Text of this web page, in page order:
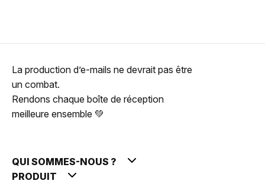
La production d’e-mails ne devrait pas être
un combat.
Rendons chaque boîte de réception
meilleure ensemble 💚
QUI SOMMES-NOUS ?
PRODUIT